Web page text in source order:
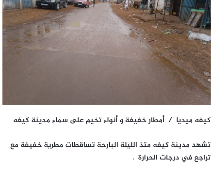
كيفه ميديا / أمطار خفيفة و أنواء تخيم على سماء مدينة كيفه
تشهد مدينة كيفه متذ الليلة البارحة تساقطات مطرية خفيفة مع
تراجع في درجات الحرارة .